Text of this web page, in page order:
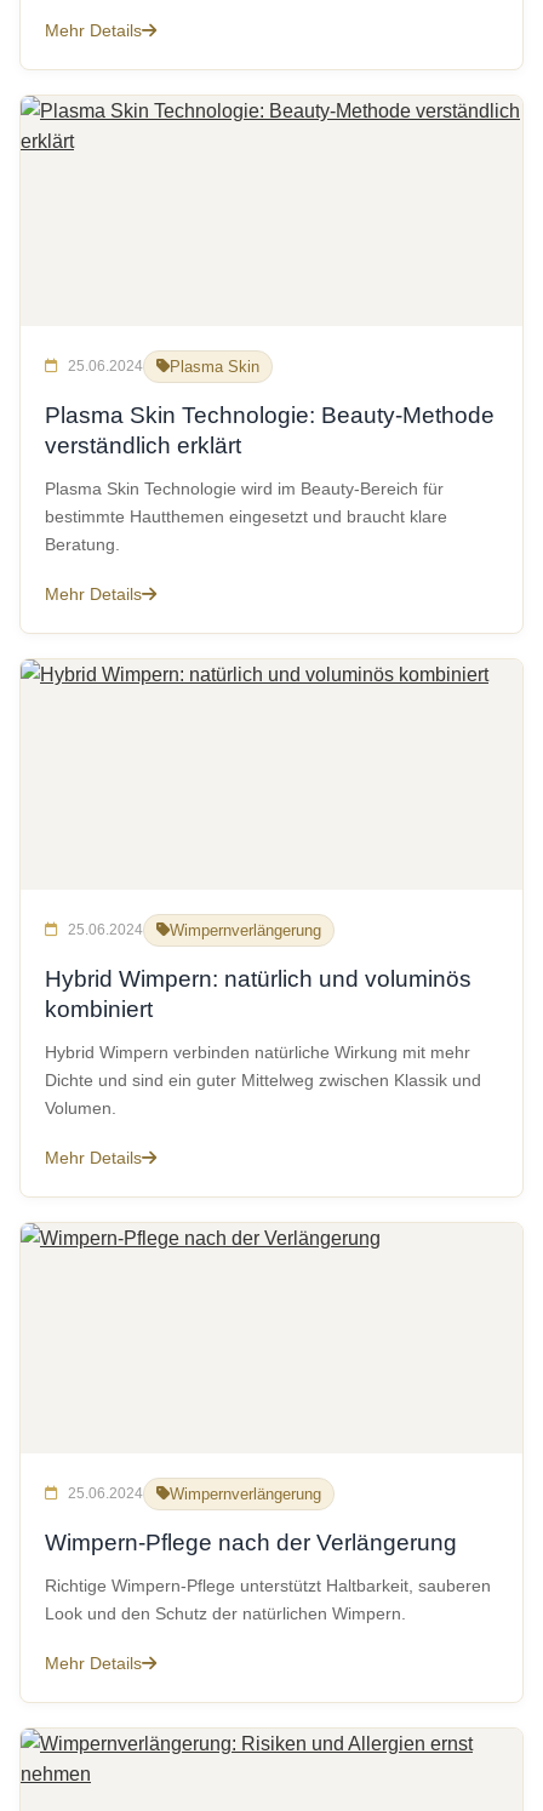
Mehr Details
25.06.2024 Plasma Skin
Plasma Skin Technologie: Beauty-Methode
verständlich erklärt
Plasma Skin Technologie wird im Beauty-Bereich für
bestimmte Hautthemen eingesetzt und braucht klare
Beratung.
Mehr Details
25.06.2024 Wimpernverlängerung
Hybrid Wimpern: natürlich und voluminös
kombiniert
Hybrid Wimpern verbinden natürliche Wirkung mit mehr
Dichte und sind ein guter Mittelweg zwischen Klassik und
Volumen.
Mehr Details
25.06.2024 Wimpernverlängerung
Wimpern-Pflege nach der Verlängerung
Richtige Wimpern-Pflege unterstützt Haltbarkeit, sauberen
Look und den Schutz der natürlichen Wimpern.
Mehr Details